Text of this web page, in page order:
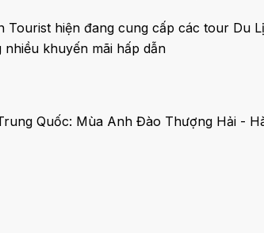
Tourist hiện đang cung cấp các tour Du
khuyến mãi hấp dẫn